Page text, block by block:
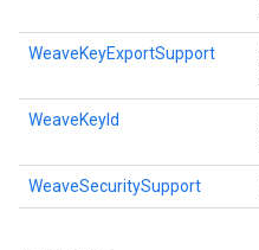
WeaveKeyExportSupport
WeaveKeyId
WeaveSecuritySupport